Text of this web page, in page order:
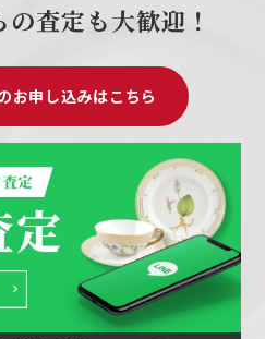
の査定も大歓迎！
お申し込みはこちら